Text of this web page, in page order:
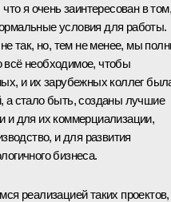
я очень заинтересован в том,
условия для работы.
так, но, тем не менее, мы
необходимое, чтобы
и их зарубежных коллег
а стало быть, созданы лучшие
и для их коммерциализации,
и для развития
бизнеса.
реализацией таких проектов,